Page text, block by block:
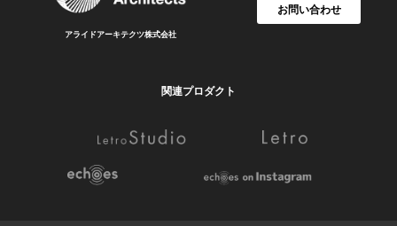
アライドアーキテクツ株式会社
お問い合わせ
関連プロダクト